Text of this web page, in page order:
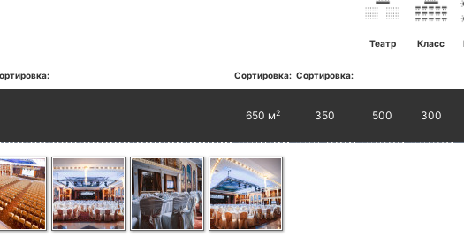
Театр Класс
Сортировка: Сортировка:
650 м2 350 500 300